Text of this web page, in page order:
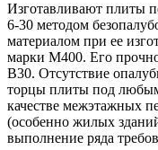
Изготавливают плиты
6-30 методом
материалом при ее
марки М400. Его
В30. Отсутствие
торцы плиты под
качестве межэтажных
(особенно жилых
выполнение ряда